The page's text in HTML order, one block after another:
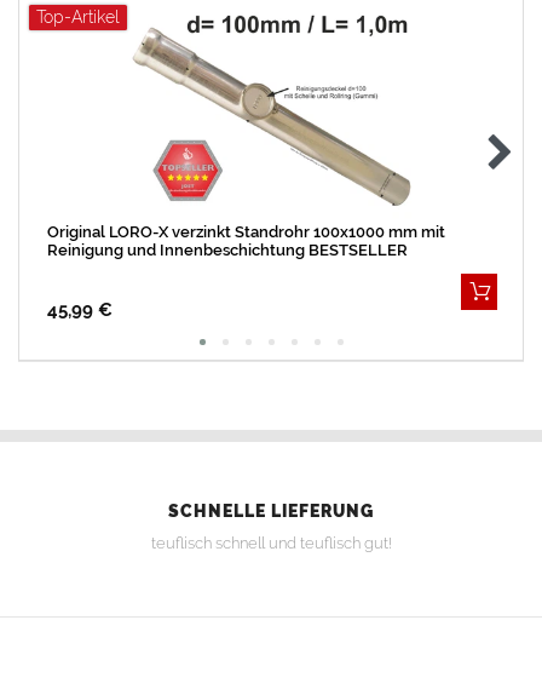
Top-Artikel
Original LORO-X verzinkt Standrohr 100x1000 mm mit
Reinigung und Innenbeschichtung BESTSELLER
45,99 €
SCHNELLE LIEFERUNG
teuflisch schnell und teuflisch gut!